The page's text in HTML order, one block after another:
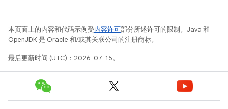
本页面上的内容和代码示例受内容许可部分所述许可的限制。Java 和
OpenJDK 是 Oracle 和/或其关联公司的注册商标。
最后更新时间 (UTC)：2026-07-15。